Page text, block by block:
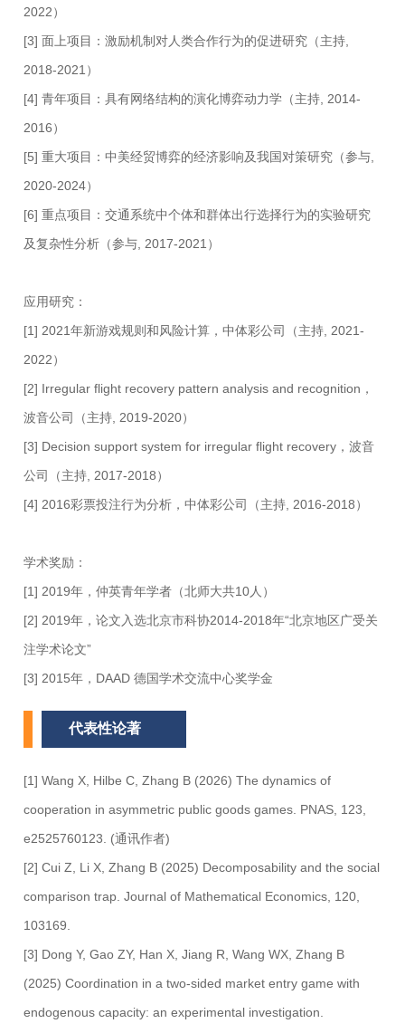
2022）
[3] 面上项目：激励机制对人类合作行为的促进研究（主持,
2018-2021）
[4] 青年项目：具有网络结构的演化博弈动力学（主持, 2014-
2016）
[5] 重大项目：中美经贸博弈的经济影响及我国对策研究（参与,
2020-2024）
[6] 重点项目：交通系统中个体和群体出行选择行为的实验研究
及复杂性分析（参与, 2017-2021）
应用研究：
[1] 2021年新游戏规则和风险计算，中体彩公司（主持, 2021-
2022）
[2] Irregular flight recovery pattern analysis and recognition，
波音公司（主持, 2019-2020）
[3] Decision support system for irregular flight recovery，波音
公司（主持, 2017-2018）
[4] 2016彩票投注行为分析，中体彩公司（主持, 2016-2018）
学术奖励：
[1] 2019年，仲英青年学者（北师大共10人）
[2] 2019年，论文入选北京市科协2014-2018年“北京地区广受关
注学术论文”
[3] 2015年，DAAD 德国学术交流中心奖学金
代表性论著
[1] Wang X, Hilbe C, Zhang B (2026) The dynamics of
cooperation in asymmetric public goods games. PNAS, 123,
e2525760123. (通讯作者)
[2] Cui Z, Li X, Zhang B (2025) Decomposability and the social
comparison trap. Journal of Mathematical Economics, 120,
103169.
[3] Dong Y, Gao ZY, Han X, Jiang R, Wang WX, Zhang B
(2025) Coordination in a two-sided market entry game with
endogenous capacity: an experimental investigation.